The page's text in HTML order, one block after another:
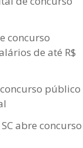
concurso
de até R$
público
abre concurso